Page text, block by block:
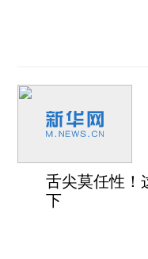
舌尖莫任性！
下